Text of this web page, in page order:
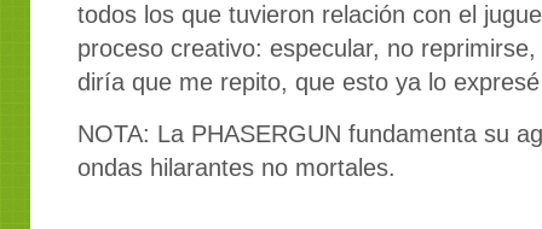
todos los que tuvieron relación con el
proceso creativo: especular, no
diría que me repito, que esto ya lo
NOTA: La PHASERGUN fundamenta su
ondas hilarantes no mortales.